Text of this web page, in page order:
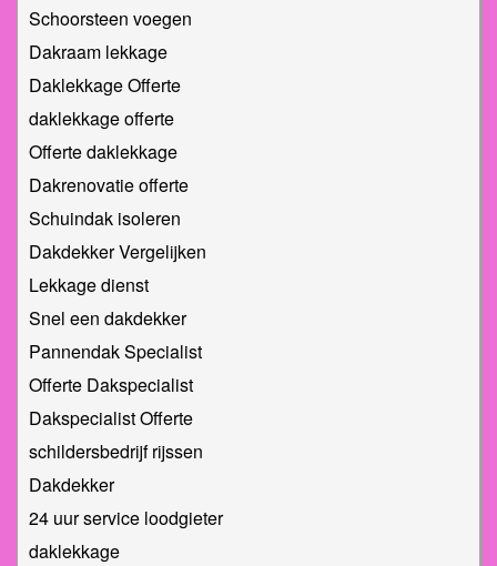
Schoorsteen voegen
Dakraam lekkage
Daklekkage Offerte
daklekkage offerte
Offerte daklekkage
Dakrenovatie offerte
Schuindak isoleren
Dakdekker Vergelijken
Lekkage dienst
Snel een dakdekker
Pannendak Specialist
Offerte Dakspecialist
Dakspecialist Offerte
schildersbedrijf rijssen
Dakdekker
24 uur service loodgieter
daklekkage